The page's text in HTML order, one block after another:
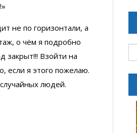
не по горизонтали, а
о чём я подробно
закрыт!!! Взойти на
если я этого пожелаю.
людей.